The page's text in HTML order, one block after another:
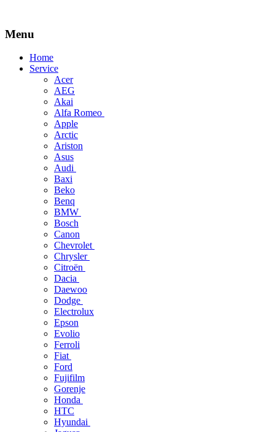
Menu
Skip
Home
Service
Acer
AEG
Akai
Alfa Romeo
Apple
Arctic
Ariston
Asus
Audi
Baxi
Beko
Benq
BMW
Bosch
Canon
Chevrolet
Chrysler
Citroën
Dacia
Daewoo
Dodge
Electrolux
Epson
Evolio
Ferroli
Fiat
Ford
Fujifilm
Gorenje
Honda
HTC
Hyundai